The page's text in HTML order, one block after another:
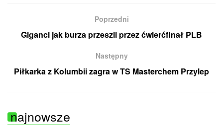
Poprzedni
Giganci jak burza przeszli przez ćwierćfinał PLB
Następny
Piłkarka z Kolumbii zagra w TS Masterchem Przylep
najnowsze